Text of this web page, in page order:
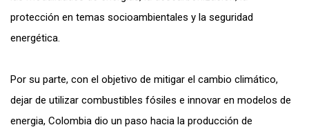
protección en temas socioambientales y la seguridad
energética.
Por su parte, con el objetivo de mitigar el cambio climático,
dejar de utilizar combustibles fósiles e innovar en modelos de
energia, Colombia dio un paso hacia la producción de